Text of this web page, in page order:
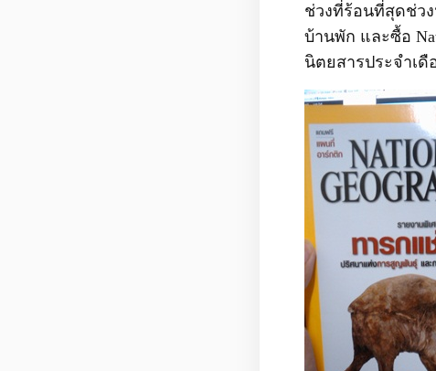
ช่วงที่ร้อนที่สุดช่ว
บ้านพัก และซื้อ
นิตยสารประจำเดื